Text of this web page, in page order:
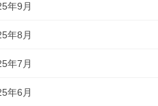
年9月
年8月
年7月
年6月